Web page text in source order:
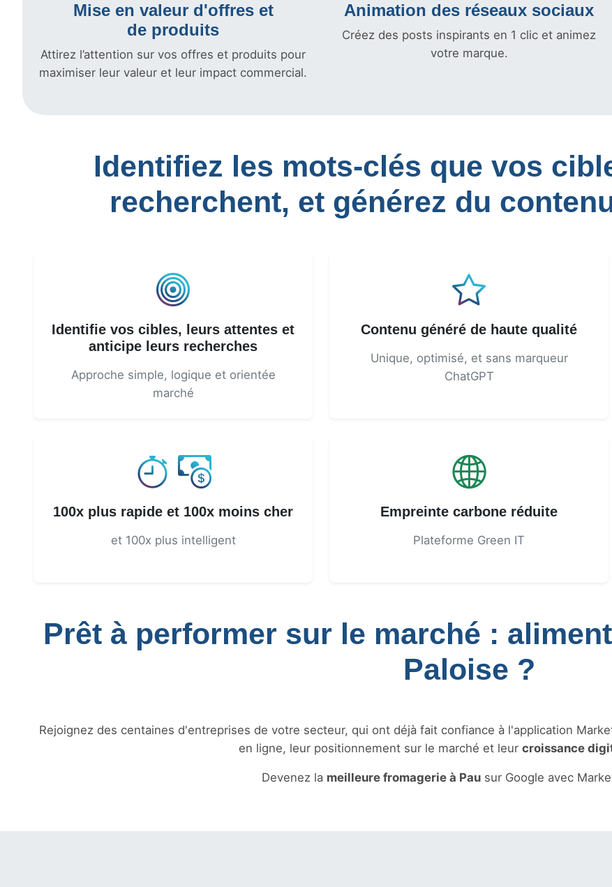
Mise en valeur d'offres et
de produits
Attirez l’attention sur vos offres et produits pour
maximiser leur valeur et leur impact commercial.
Animation des réseaux sociaux
Créez des posts inspirants en 1 clic et animez
votre marque.
Identifiez les mots-clés que vos
recherchent, et générez du
Identifie vos cibles, leurs attentes et
anticipe leurs recherches
Approche simple, logique et orientée
marché
Contenu généré de haute qualité
Unique, optimisé, et sans marqueur
ChatGPT
100x plus rapide et 100x moins cher
et 100x plus intelligent
Empreinte carbone réduite
Plateforme Green IT
Prêt à performer sur le marché :
Paloise ?
Rejoignez des centaines d'entreprises de votre secteur, qui ont déjà fait confiance à l'application
en ligne, leur positionnement sur le marché et leur croissance
Devenez la meilleure fromagerie à Pausur Google avec